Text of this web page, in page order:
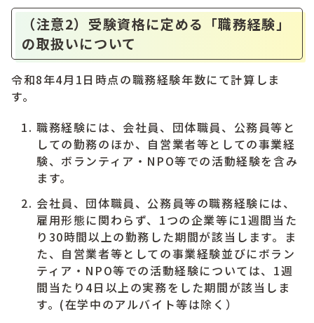
（注意2）受験資格に定める「職務経験」
の取扱いについて
令和8年4月1日時点の職務経験年数にて計算しま
す。
職務経験には、会社員、団体職員、公務員等と
しての勤務のほか、自営業者等としての事業経
験、ボランティア・NPO等での活動経験を含み
ます。
会社員、団体職員、公務員等の職務経験には、
雇用形態に関わらず、1つの企業等に1週間当た
り30時間以上の勤務した期間が該当します。ま
た、自営業者等としての事業経験並びにボラン
ティア・NPO等での活動経験については、1週
間当たり4日以上の実務をした期間が該当しま
す。(在学中のアルバイト等は除く）